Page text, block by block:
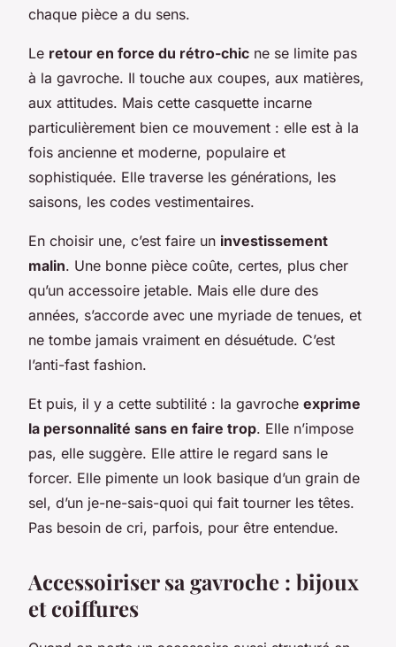
chaque pièce a du sens.
Le retour en force du rétro-chic ne se limite pas
à la gavroche. Il touche aux coupes, aux matières,
aux attitudes. Mais cette casquette incarne
particulièrement bien ce mouvement : elle est à la
fois ancienne et moderne, populaire et
sophistiquée. Elle traverse les générations, les
saisons, les codes vestimentaires.
En choisir une, c’est faire un investissement
malin. Une bonne pièce coûte, certes, plus cher
qu’un accessoire jetable. Mais elle dure des
années, s’accorde avec une myriade de tenues, et
ne tombe jamais vraiment en désuétude. C’est
l’anti-fast fashion.
Et puis, il y a cette subtilité : la gavroche exprime
la personnalité sans en faire trop. Elle n’impose
pas, elle suggère. Elle attire le regard sans le
forcer. Elle pimente un look basique d’un grain de
sel, d’un je-ne-sais-quoi qui fait tourner les têtes.
Pas besoin de cri, parfois, pour être entendue.
Accessoiriser sa gavroche : bijoux
et coiffures